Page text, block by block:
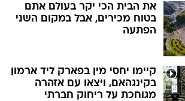
את הבית הכי יקר בעולם אתם
בטוח מכירים, אבל במקום השני
הפתעה
קיימו יחסי מין בפארק ליד ארמון
בקינגהאם, ויצאו עם אזהרה
מגוחכת על ריחוק חברתי